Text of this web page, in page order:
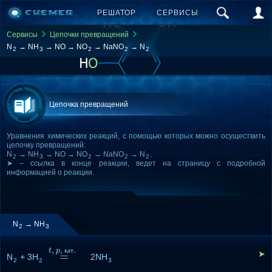
РЕШАТОР СЕРВИСЫ
Сервисы
Цепочки превращений
N 2 → NH 3 → NO → NO2 → NaNO2 → N 2
Цепочка превращений
Уравнения химических реакций, с помощью которых можно осуществить
цепочку превращений:
N 2 → NH 3 → NO → NO2 → NaNO2 → N 2 .
➤ – ссылка в конце реакции, ведет на страницу с подробной
информацией о реакции.
N 2 → NH 3
N2 + 3H2 =
t,p,кат.
t, p, 2NH3
➤